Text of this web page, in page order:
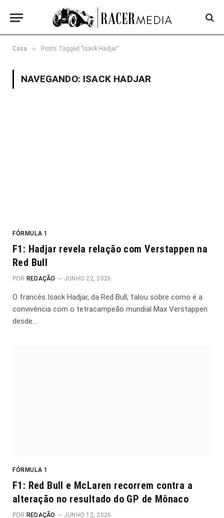
Casa » Posts Tagged "Isack Hadjar"
NAVEGANDO: ISACK HADJAR
FÓRMULA 1
F1: Hadjar revela relação com Verstappen na
Red Bull
POR REDAÇÃO JUNHO 22, 2026
O francês Isack Hadjar, da Red Bull, falou sobre como é a
convivência com o tetracampeão mundial Max Verstappen
desde…
FÓRMULA 1
F1: Red Bull e McLaren recorrem contra a
alteração no resultado do GP de Mônaco
POR REDAÇÃO JUNHO 12, 2026